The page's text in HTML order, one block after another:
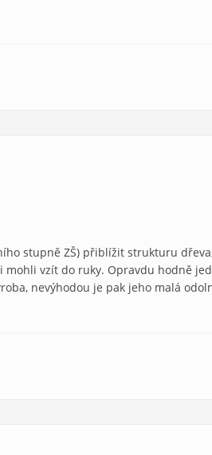
stupně ZŠ) přiblížit strukturu
mohli vzít do ruky. Opravdu hodně
nevýhodou je pak jeho malá